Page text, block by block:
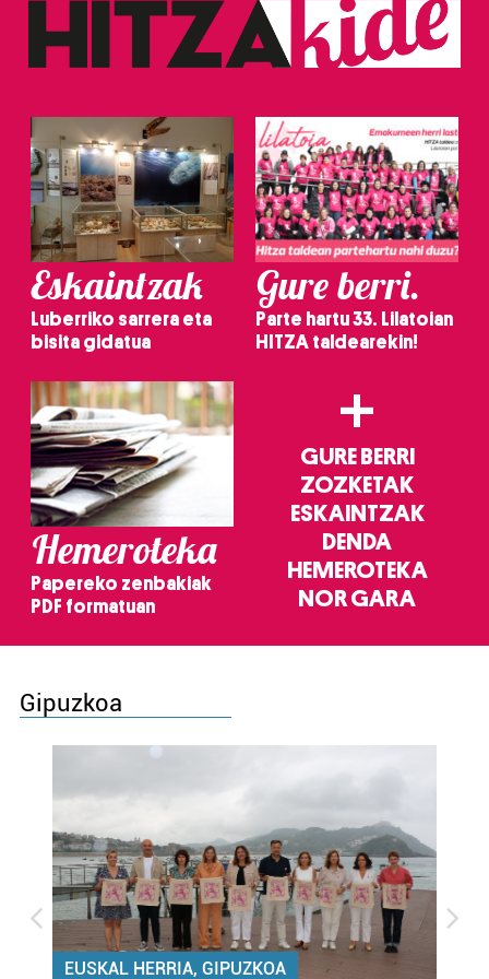
erabiltzeko baimen esplizitua ematen diguzu. Gehiago
Eskaintzak
Luberriko sarrera eta
bisita gidatua
Gure berri.
Parte hartu 33. Lilatoian
HITZA taldearekin!
Hemeroteka
Papereko zenbakiak
PDF formatuan
+
GURE BERRI
ZOZKETAK
ESKAINTZAK
DENDA
HEMEROTEKA
NOR GARA
Gipuzkoa
EUSKAL HERRIA, GIPUZKOA